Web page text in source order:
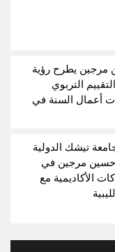
مرجين يطرح رؤية
التربوي
أعمال السنة في
تيشك الدولية
حسين مرجين في
الأكاديمية مع